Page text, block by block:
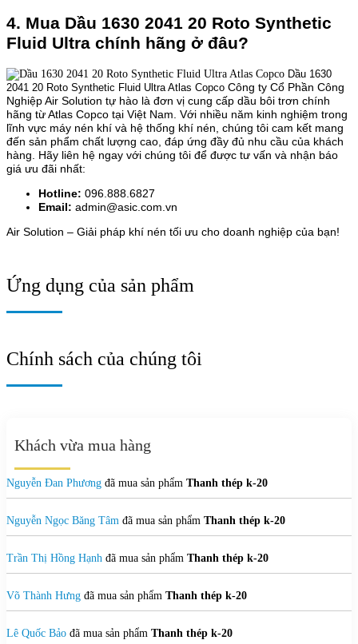
4. Mua Dầu 1630 2041 20 Roto Synthetic
Fluid Ultra chính hãng ở đâu?
Dầu 1630
2041 20 Roto Synthetic Fluid Ultra Atlas Copco Công ty Cổ Phần Công
Nghiệp Air Solution tự hào là đơn vị cung cấp dầu bôi trơn chính
hãng từ Atlas Copco tại Việt Nam. Với nhiều năm kinh nghiệm trong
lĩnh vực máy nén khí và hệ thống khí nén, chúng tôi cam kết mang
đến sản phẩm chất lượng cao, đáp ứng đầy đủ nhu cầu của khách
hàng.
Hãy liên hệ ngay với chúng tôi để được tư vấn và nhận báo
giá ưu đãi nhất:
Hotline: 096.888.6827
Email: admin@asic.com.vn
Air Solution – Giải pháp khí nén tối ưu cho doanh nghiệp của bạn!
Ứng dụng của sản phẩm
Chính sách của chúng tôi
Khách vừa mua hàng
Nguyễn Đan Phương đã mua sản phẩm Thanh thép k-20
Nguyễn Ngọc Băng Tâm đã mua sản phẩm Thanh thép k-20
Trần Thị Hồng Hạnh đã mua sản phẩm Thanh thép k-20
Võ Thành Hưng đã mua sản phẩm Thanh thép k-20
Lê Quốc Bảo đã mua sản phẩm Thanh thép k-20